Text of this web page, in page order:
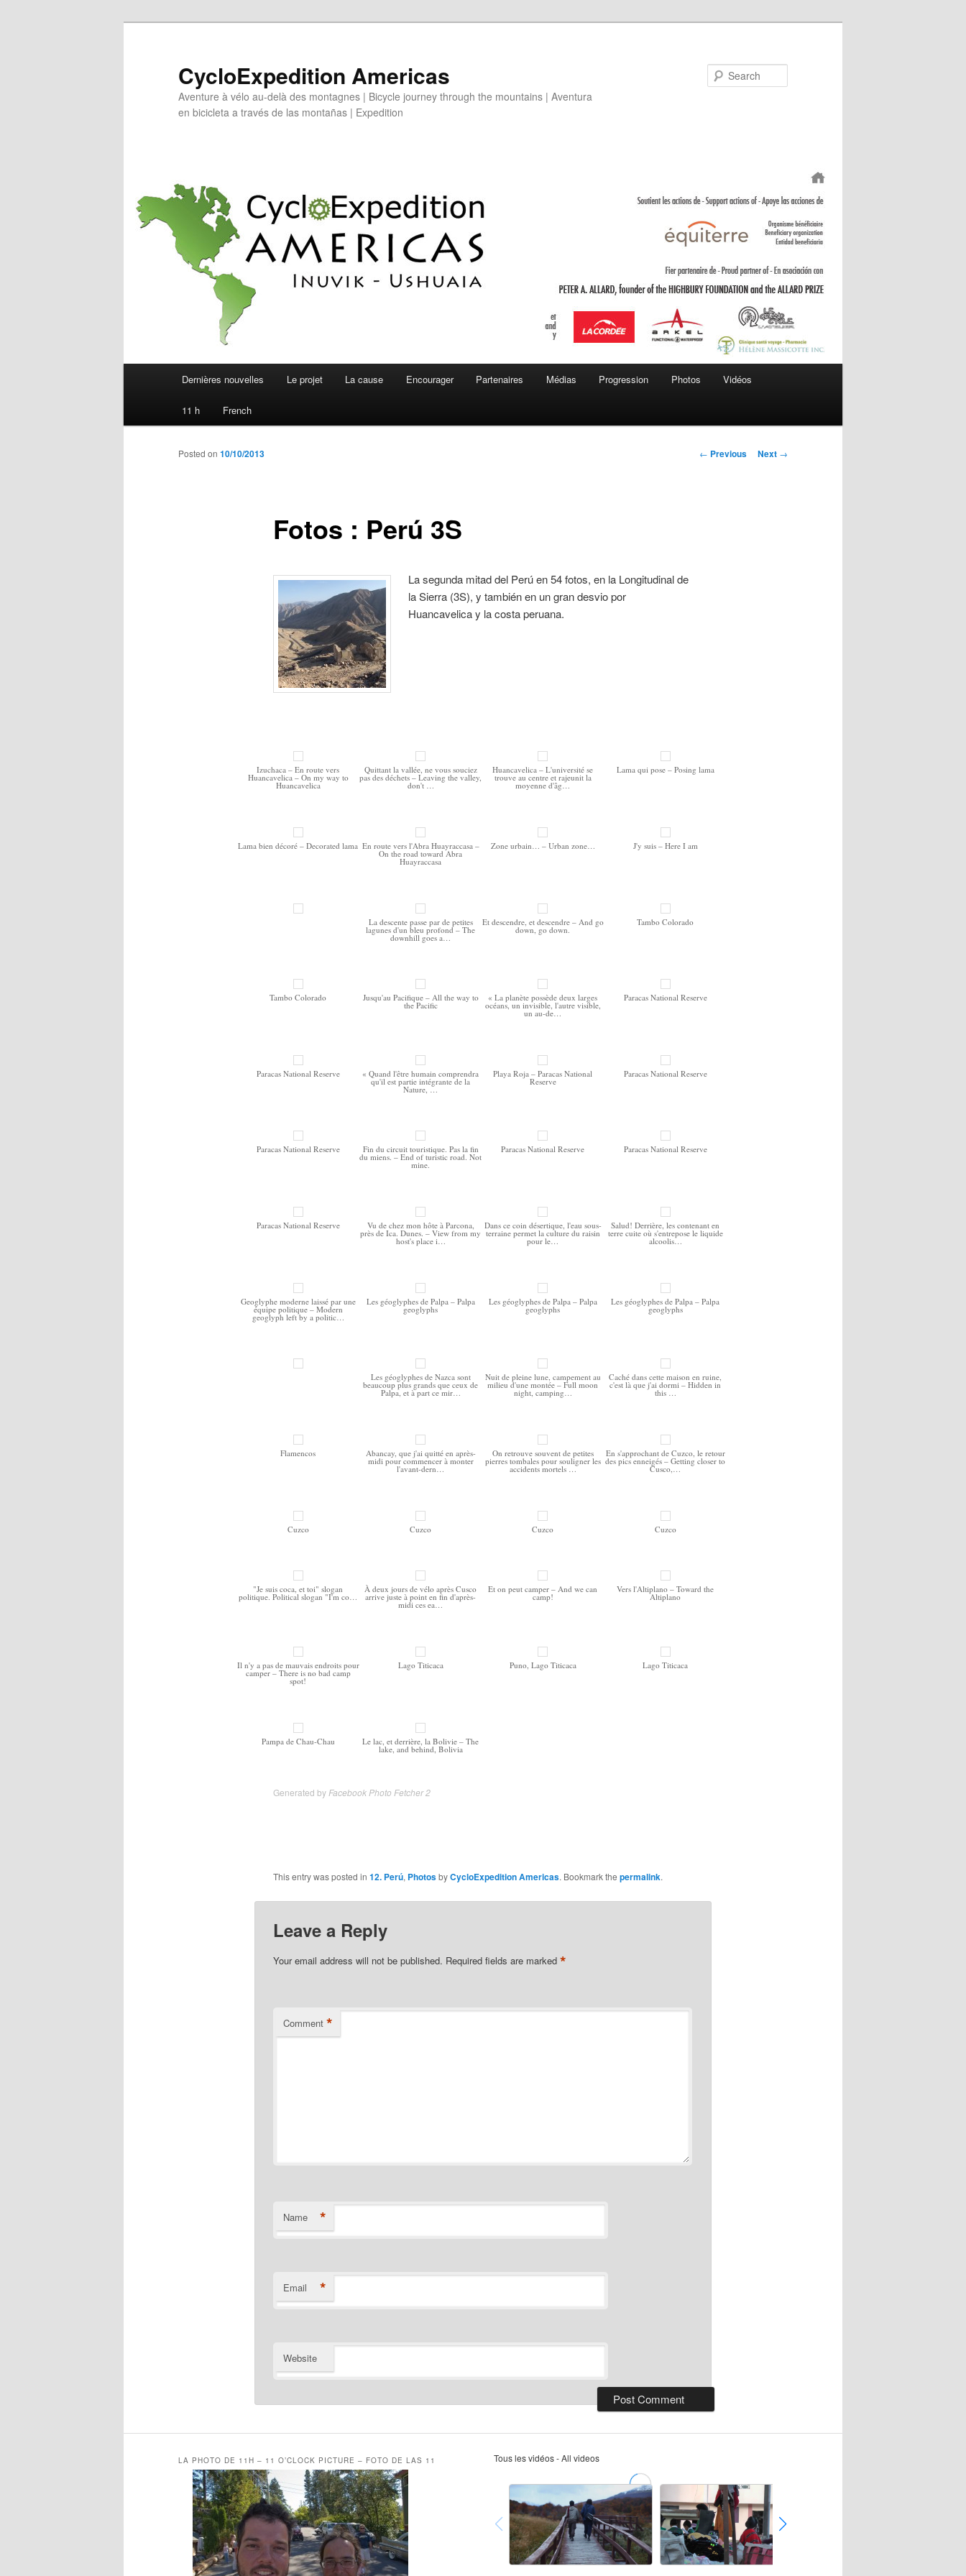
CycloExpedition Americas
Aventure à vélo au-delà des montagnes | Bicycle journey through the mountains | Aventura
en bicicleta a través de las montañas | Expedition
Dernières nouvelles Le projet La cause Encourager Partenaires Médias Progression Photos Vidéos
11 h French
Post
← Previous Next →
Fotos : Perú 3S
Posted on 10/10/2013
La segunda mitad del Perú en 54 fotos, en la Longitudinal de
la Sierra (3S), y también en un gran desvio por
Huancavelica y la costa peruana.
Izuchaca – En route vers
Huancavelica – On my way to
Huancavelica
Quittant la vallée, ne vous souciez
pas des déchets – Leaving the valley,
don't …
Huancavelica – L'université se
trouve au centre et rajeunit la
moyenne d'âg…
Lama qui pose – Posing lama
Lama bien décoré – Decorated lama En route vers l'Abra Huayraccasa –
On the road toward Abra
Huayraccasa
Zone urbain… – Urban zone… J'y suis – Here I am
La descente passe par de petites
lagunes d'un bleu profond – The
downhill goes a…
Et descendre, et descendre – And go
down, go down.
Tambo Colorado
Tambo Colorado Jusqu'au Pacifique – All the way to
the Pacific
« La planète possède deux larges
océans, un invisible, l'autre visible,
un au-de…
Paracas National Reserve
Paracas National Reserve « Quand l'être humain comprendra
qu'il est partie intégrante de la
Nature, …
Playa Roja – Paracas National
Reserve
Paracas National Reserve
Paracas National Reserve Fin du circuit touristique. Pas la fin
du miens. – End of turistic road. Not
mine.
Paracas National Reserve Paracas National Reserve
Paracas National Reserve Vu de chez mon hôte à Parcona,
près de Ica. Dunes. – View from my
host's place i…
Dans ce coin désertique, l'eau sous-
terraine permet la culture du raisin
pour le…
Salud! Derrière, les contenant en
terre cuite où s'entrepose le liquide
alcoolis…
Geoglyphe moderne laissé par une
équipe politique – Modern
geoglyph left by a politic…
Les géoglyphes de Palpa – Palpa
geoglyphs
Les géoglyphes de Palpa – Palpa
geoglyphs
Les géoglyphes de Palpa – Palpa
geoglyphs
Les géoglyphes de Nazca sont
beaucoup plus grands que ceux de
Palpa, et à part ce mir…
Nuit de pleine lune, campement au
milieu d'une montée – Full moon
night, camping…
Caché dans cette maison en ruine,
c'est là que j'ai dormi – Hidden in
this …
Flamencos Abancay, que j'ai quitté en après-
midi pour commencer à monter
l'avant-dern…
On retrouve souvent de petites
pierres tombales pour souligner les
accidents mortels …
En s'approchant de Cuzco, le retour
des pics enneigés – Getting closer to
Cusco,…
Cuzco Cuzco Cuzco Cuzco
"Je suis coca, et toi" slogan
politique. Political slogan "I'm co…
À deux jours de vélo après Cusco
arrive juste à point en fin d'après-
midi ces ea…
Et on peut camper – And we can
camp!
Vers l'Altiplano – Toward the
Altiplano
Il n'y a pas de mauvais endroits pour
camper – There is no bad camp
spot!
Lago Titicaca Puno, Lago Titicaca Lago Titicaca
Pampa de Chau-Chau Le lac, et derrière, la Bolivie – The
lake, and behind, Bolivia
Generated by Facebook Photo Fetcher 2
This entry was posted in 12. Perú, PhotosbyCycloExpedition Americas. Bookmark the permalink.
Leave a Reply
Your email address will not be published. Required fields are marked *
Comment *
Name *
Email *
Website
LA PHOTO DE 11H – 11 O’CLOCK PICTURE – FOTO DE LAS 11 Tous les vidéos - All videos